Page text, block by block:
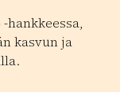
hankkeessa,
kasvun ja